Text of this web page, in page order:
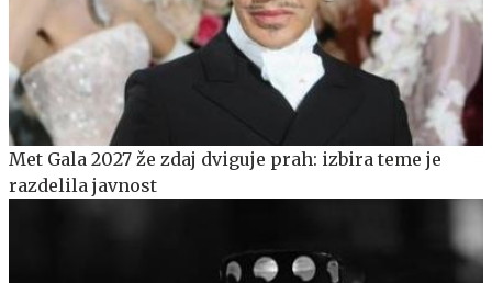
Met Gala 2027 že zdaj dviguje prah: izbira teme je
razdelila javnost